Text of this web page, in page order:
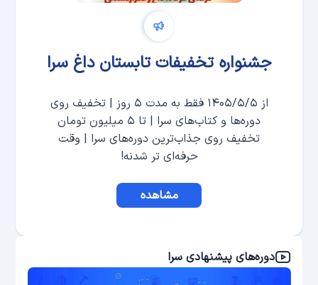
جشنواره تخفیفات تابستان داغ سرا
از ۱۴۰۵/۵/۵ فقط به مدت ۵ روز | تخفیف روی
دوره‌ها و کتاب‌های سرا | تا ۵ میلیون تومان
تخفیف روی جذاب‌ترین دوره‌های سرا | وقت
حرفه‌ای تر شدنه!
مشاهده
دوره‌های پیشنهادی سرا